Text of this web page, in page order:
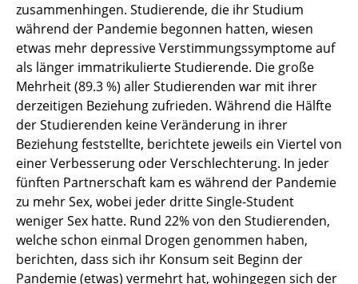
zusammenhingen. Studierende, die ihr Studium
während der Pandemie begonnen hatten, wiesen
etwas mehr depressive Verstimmungssymptome auf
als länger immatrikulierte Studierende. Die große
Mehrheit (89.3 %) aller Studierenden war mit ihrer
derzeitigen Beziehung zufrieden. Während die Hälfte
der Studierenden keine Veränderung in ihrer
Beziehung feststellte, berichtete jeweils ein Viertel von
einer Verbesserung oder Verschlechterung. In jeder
fünften Partnerschaft kam es während der Pandemie
zu mehr Sex, wobei jeder dritte Single-Student
weniger Sex hatte. Rund 22% von den Studierenden,
welche schon einmal Drogen genommen haben,
berichten, dass sich ihr Konsum seit Beginn der
Pandemie (etwas) vermehrt hat, wohingegen sich der